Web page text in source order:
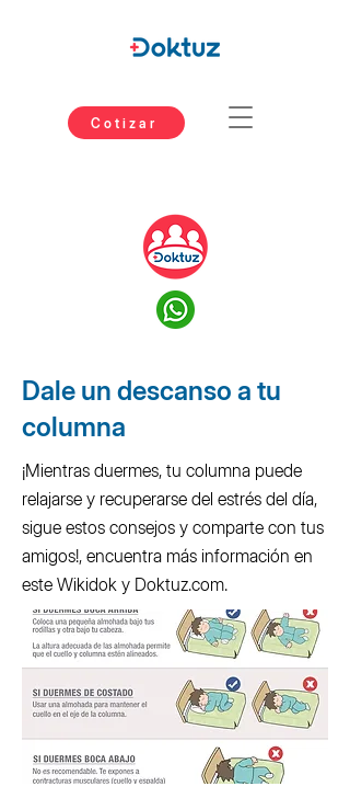
Cotizar
Dale un descanso a tu
columna
¡Mientras duermes, tu columna puede
relajarse y recuperarse del estrés del día,
sigue estos consejos y comparte con tus
amigos!, encuentra más información en
este Wikidok y Doktuz.com.